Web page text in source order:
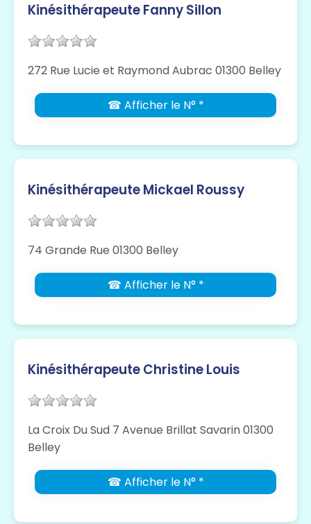
Kinésithérapeute Fanny Sillon
272 Rue Lucie et Raymond Aubrac 01300 Belley
☎ Afficher le N° *
Kinésithérapeute Mickael Roussy
74 Grande Rue 01300 Belley
☎ Afficher le N° *
Kinésithérapeute Christine Louis
La Croix Du Sud 7 Avenue Brillat Savarin 01300
Belley
☎ Afficher le N° *